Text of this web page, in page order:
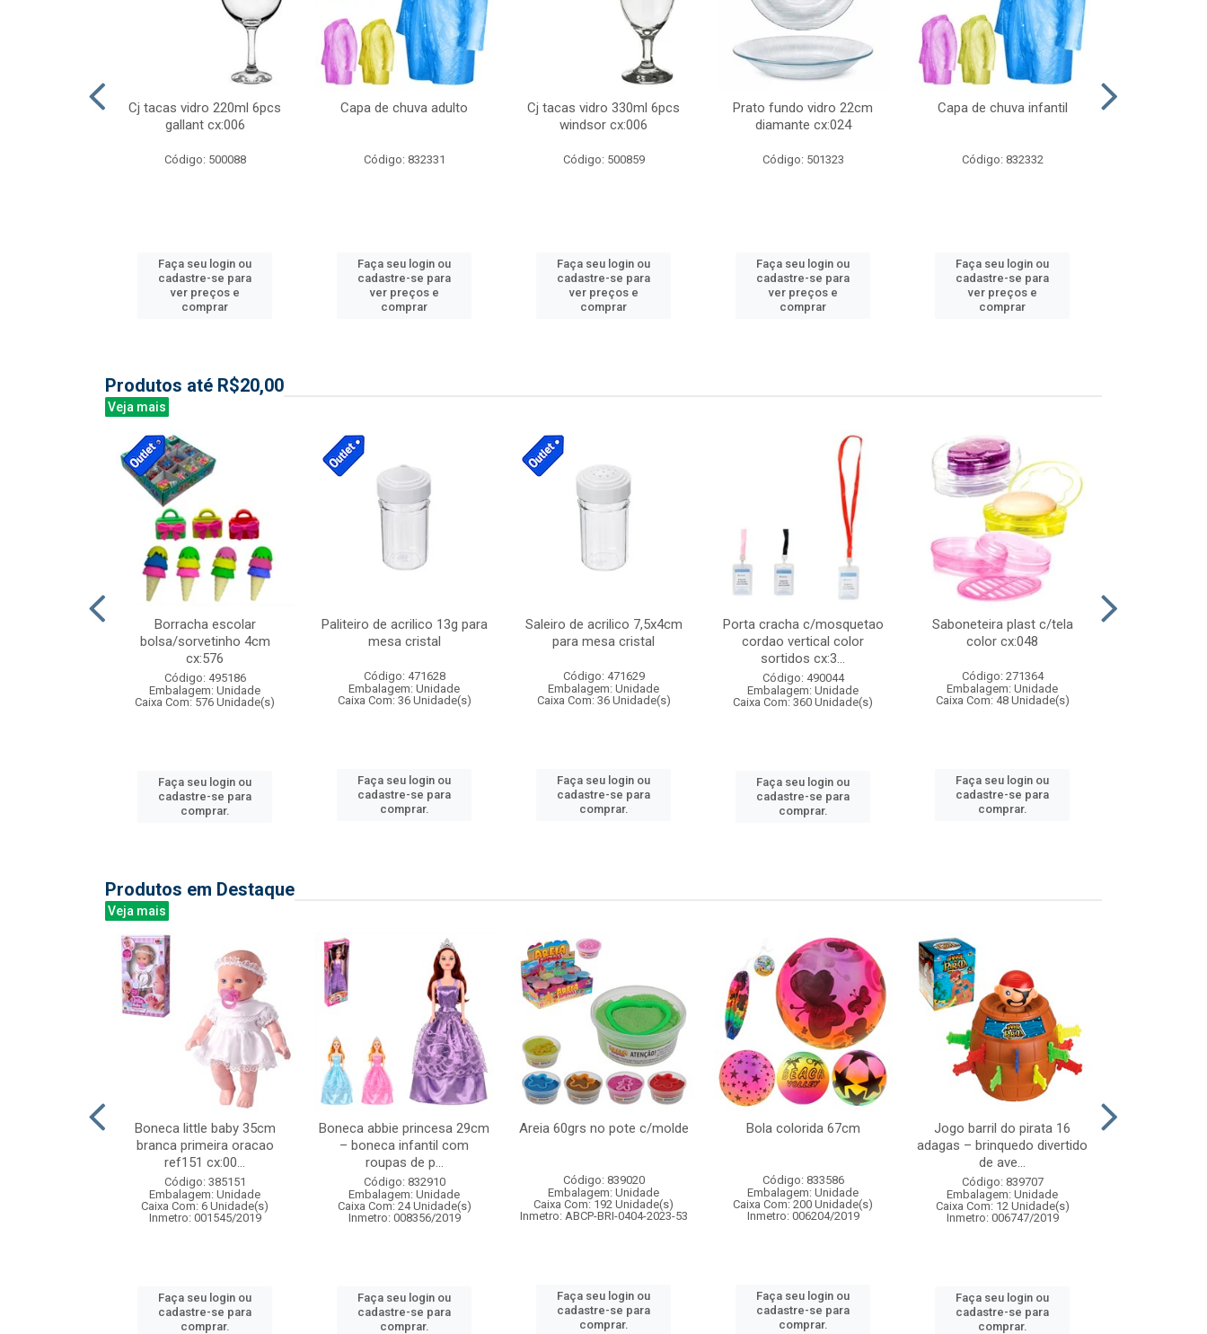
Cj tacas vidro 220ml 6pcs
gallant cx:006
Código: 500088
Faça seu login ou
cadastre-se para
ver preços e
comprar
Capa de chuva adulto
Código: 832331
Faça seu login ou
cadastre-se para
ver preços e
comprar
Cj tacas vidro 330ml 6pcs
windsor cx:006
Código: 500859
Faça seu login ou
cadastre-se para
ver preços e
comprar
Prato fundo vidro 22cm
diamante cx:024
Código: 501323
Faça seu login ou
cadastre-se para
ver preços e
comprar
Capa de chuva infantil
Código: 832332
Faça seu login ou
cadastre-se para
ver preços e
comprar
Produtos até R$20,00
Veja mais
Borracha escolar
bolsa/sorvetinho 4cm
cx:576
Código: 495186
Embalagem: Unidade
Caixa Com: 576 Unidade(s)
Faça seu login ou
cadastre-se para
comprar.
Paliteiro de acrilico 13g para
mesa cristal
Código: 471628
Embalagem: Unidade
Caixa Com: 36 Unidade(s)
Faça seu login ou
cadastre-se para
comprar.
Saleiro de acrilico 7,5x4cm
para mesa cristal
Código: 471629
Embalagem: Unidade
Caixa Com: 36 Unidade(s)
Faça seu login ou
cadastre-se para
comprar.
Porta cracha c/mosquetao
cordao vertical color
sortidos cx:3...
Código: 490044
Embalagem: Unidade
Caixa Com: 360 Unidade(s)
Faça seu login ou
cadastre-se para
comprar.
Saboneteira plast c/tela
color cx:048
Código: 271364
Embalagem: Unidade
Caixa Com: 48 Unidade(s)
Faça seu login ou
cadastre-se para
comprar.
Produtos em Destaque
Veja mais
Boneca little baby 35cm
branca primeira oracao
ref151 cx:00...
Código: 385151
Embalagem: Unidade
Caixa Com: 6 Unidade(s)
Inmetro: 001545/2019
Faça seu login ou
cadastre-se para
comprar.
Boneca abbie princesa 29cm
– boneca infantil com
roupas de p...
Código: 832910
Embalagem: Unidade
Caixa Com: 24 Unidade(s)
Inmetro: 008356/2019
Faça seu login ou
cadastre-se para
comprar.
Areia 60grs no pote c/molde
Código: 839020
Embalagem: Unidade
Caixa Com: 192 Unidade(s)
Inmetro: ABCP-BRI-0404-2023-53
Faça seu login ou
cadastre-se para
comprar.
Bola colorida 67cm
Código: 833586
Embalagem: Unidade
Caixa Com: 200 Unidade(s)
Inmetro: 006204/2019
Faça seu login ou
cadastre-se para
comprar.
Jogo barril do pirata 16
adagas – brinquedo divertido
de ave...
Código: 839707
Embalagem: Unidade
Caixa Com: 12 Unidade(s)
Inmetro: 006747/2019
Faça seu login ou
cadastre-se para
comprar.